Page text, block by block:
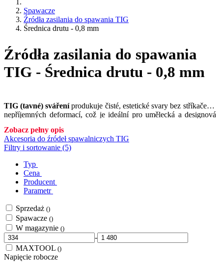
Spawacze
Źródła zasilania do spawania TIG
Średnica drutu - 0,8 mm
Źródła zasilania do spawania
TIG - Średnica drutu - 0,8 mm
TIG (tavné) svářeníprodukuje čisté, estetické svary bez stříkaček a
nepříjemných deformací, což je ideální pro umělecká a designová
v různých polohách a na složitých tvarech, což je neocenitelné pro
specializované projekty.
Zobacz pełny opis
Akcesoria do źródeł spawalniczych TIG
Filtry i sortowanie (5)
Typ
Cena
Producent
Parametr
Sprzedaż ()
Spawacze ()
W magazynie ()
-
MAXTOOL ()
Napięcie robocze